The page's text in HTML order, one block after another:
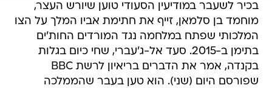
בכיר לשעבר במודיעין הסעודי טוען שיורש העצר,
מוחמד בן סלמאן, זייף את חתימת אביו המלך על הצו
המלכותי שפתח במלחמה נגד המורדים החות'ים
בתימן ב-2015. סעד אל-ג'עברי, שחי כיום בגלות
בקנדה, אמר את הדברים בריאיון לרשת BBC
שפורסם היום (שני). הוא טען בעבר שהממלכה